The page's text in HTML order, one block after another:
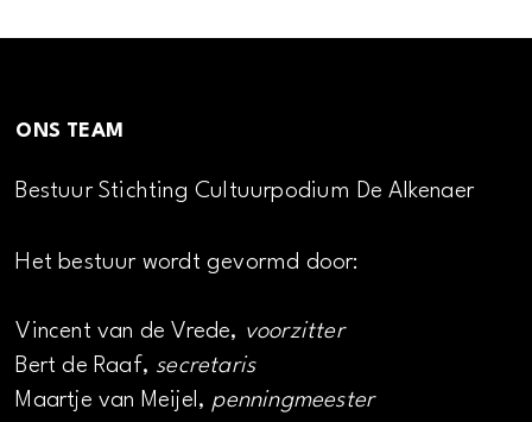
ONS TEAM
Bestuur Stichting Cultuurpodium De Alkenaer
Het bestuur wordt gevormd door:
Vincent van de Vrede, voorzitter
Bert de Raaf, secretaris
Maartje van Meijel, penningmeester